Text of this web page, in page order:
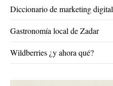
Diccionario de marketing digital
Gastronomía local de Zadar
Wildberries ¿y ahora qué?